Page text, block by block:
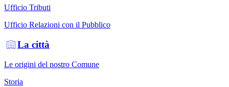
Ufficio Tributi
Ufficio Relazioni con il Pubblico
La città
Le origini del nostro Comune
Storia